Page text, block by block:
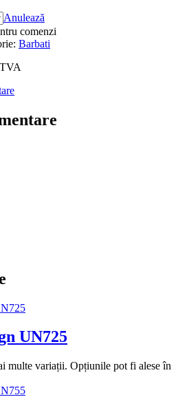
Anulează
comenzi
Barbati
UN725
multe variații. Opțiunile pot fi alese în